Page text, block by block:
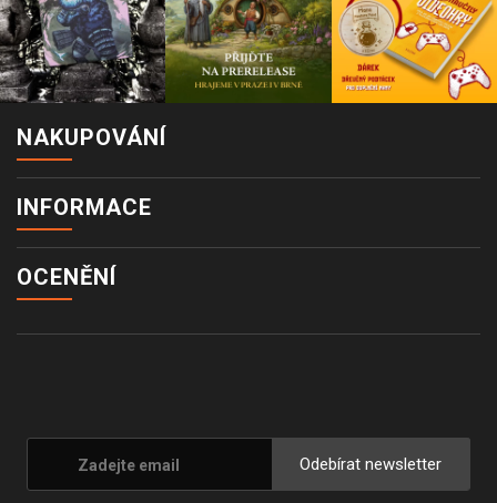
NAKUPOVÁNÍ
INFORMACE
OCENĚNÍ
Odebírat newsletter